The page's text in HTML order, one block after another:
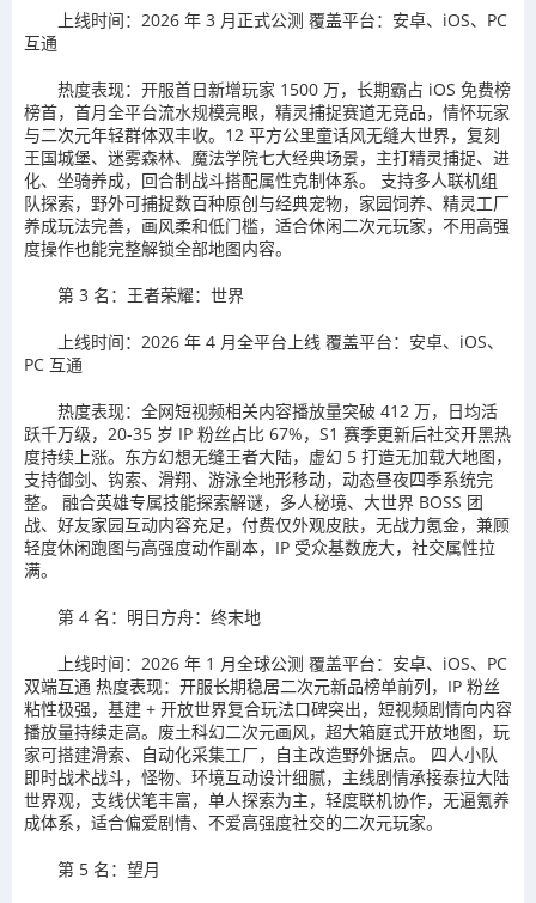
上线时间：2026 年 3 月正式公测 覆盖平台：安卓、iOS、PC
互通
热度表现：开服首日新增玩家 1500 万，长期霸占 iOS 免费榜
榜首，首月全平台流水规模亮眼，精灵捕捉赛道无竞品，情怀玩家
与二次元年轻群体双丰收。12 平方公里童话风无缝大世界，复刻
王国城堡、迷雾森林、魔法学院七大经典场景，主打精灵捕捉、进
化、坐骑养成，回合制战斗搭配属性克制体系。 支持多人联机组
队探索，野外可捕捉数百种原创与经典宠物，家园饲养、精灵工厂
养成玩法完善，画风柔和低门槛，适合休闲二次元玩家，不用高强
度操作也能完整解锁全部地图内容。
第 3 名：王者荣耀：世界
上线时间：2026 年 4 月全平台上线 覆盖平台：安卓、iOS、
PC 互通
热度表现：全网短视频相关内容播放量突破 412 万，日均活
跃千万级，20-35 岁 IP 粉丝占比 67%，S1 赛季更新后社交开黑热
度持续上涨。东方幻想无缝王者大陆，虚幻 5 打造无加载大地图，
支持御剑、钩索、滑翔、游泳全地形移动，动态昼夜四季系统完
整。 融合英雄专属技能探索解谜，多人秘境、大世界 BOSS 团
战、好友家园互动内容充足，付费仅外观皮肤，无战力氪金，兼顾
轻度休闲跑图与高强度动作副本，IP 受众基数庞大，社交属性拉
满。
第 4 名：明日方舟：终末地
上线时间：2026 年 1 月全球公测 覆盖平台：安卓、iOS、PC
双端互通 热度表现：开服长期稳居二次元新品榜单前列，IP 粉丝
粘性极强，基建 + 开放世界复合玩法口碑突出，短视频剧情向内容
播放量持续走高。废土科幻二次元画风，超大箱庭式开放地图，玩
家可搭建滑索、自动化采集工厂，自主改造野外据点。 四人小队
即时战术战斗，怪物、环境互动设计细腻，主线剧情承接泰拉大陆
世界观，支线伏笔丰富，单人探索为主，轻度联机协作，无逼氪养
成体系，适合偏爱剧情、不爱高强度社交的二次元玩家。
第 5 名：望月